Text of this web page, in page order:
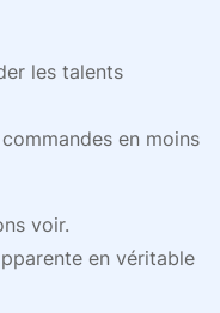
les talents
en moins
voir.
en véritable